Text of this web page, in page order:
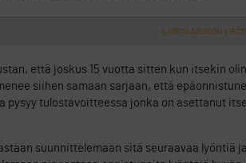
ILMOITA ASIATON VIESTI
että joskus 15 vuotta sitten kun itsekin
siihen samaan sarjaan, että
tulostavoitteessa jonka on asettanut
suunnittelemaan sitä seuraavaa lyöntiä